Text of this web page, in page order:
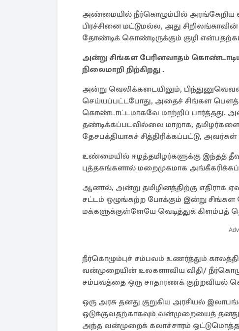
அண்மையில் நீர்கொழும்பில் அரங்கேறிய
பிரச்சினை மட்டுமல்ல, அது
தோண்டிக் கொண்டிருக்கும் குழி
அன்று சிங்கள பேரினவாதம்
நிலைமாறி நிற்கிறது .
அன்று வெலிக்கடையிலும்,
செய்யப்பட்டபோது, அதைச் சிங்கள
கொண்டாட்டமாகவே மாற்றிப்
தண்டிக்கப்படவில்லை மாறாக,
தேசபக்தியாகச் சித்திரிக்கப்பட்டு,
உண்மையில் ஈழத்தமிழர்களுக்கு இந்தத்
புத்தகங்களால் மறைமுகமாக
ஆனால், அன்று தமிழினத்திற்கு எதிராக
சட்டம் ஒழுங்கற்ற போக்கும் இன்று
மக்களுக்குள்ளேயே வெடித்துக் கிளம்பத்
நீர்கொழும்புச் சம்பவம் உணர்த்தும்
வன்முறையின் உலகளாவிய விதி/
சம்பவத்தை ஒரு சாதாரணக் குற்றவியல்
ஒரு அரசு தனது குறுகிய அரசியல்
ஒடுக்குவதற்காகவும் வன்முறையைத்
அந்த வன்முறைக் கலாச்சாரம் ஒட்டுமொத்த